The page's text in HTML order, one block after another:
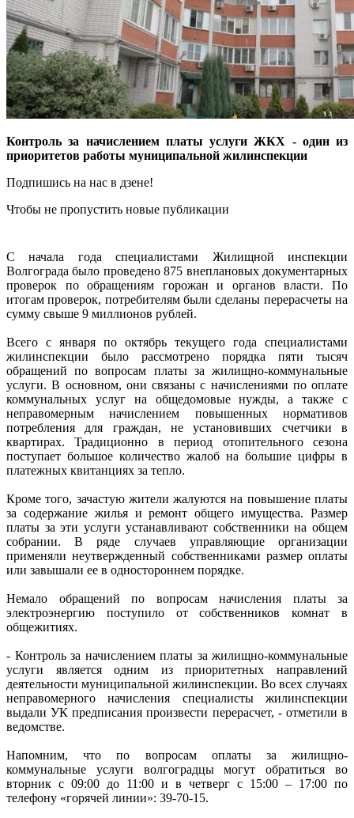
Контроль за начислением платы услуги ЖКХ - один из
приоритетов работы муниципальной жилинспекции
Подпишись на нас в дзене!
Чтобы не пропустить новые публикации
С начала года специалистами Жилищной инспекции
Волгограда было проведено 875 внеплановых документарных
проверок по обращениям горожан и органов власти. По
итогам проверок, потребителям были сделаны перерасчеты на
сумму свыше 9 миллионов рублей.
Всего с января по октябрь текущего года специалистами
жилинспекции было рассмотрено порядка пяти тысяч
обращений по вопросам платы за жилищно-коммунальные
услуги. В основном, они связаны с начислениями по оплате
коммунальных услуг на общедомовые нужды, а также с
неправомерным начислением повышенных нормативов
потребления для граждан, не установивших счетчики в
квартирах. Традиционно в период отопительного сезона
поступает большое количество жалоб на большие цифры в
платежных квитанциях за тепло.
Кроме того, зачастую жители жалуются на повышение платы
за содержание жилья и ремонт общего имущества. Размер
платы за эти услуги устанавливают собственники на общем
собрании. В ряде случаев управляющие организации
применяли неутвержденный собственниками размер оплаты
или завышали ее в одностороннем порядке.
Немало обращений по вопросам начисления платы за
электроэнергию поступило от собственников комнат в
общежитиях.
- Контроль за начислением платы за жилищно-коммунальные
услуги является одним из приоритетных направлений
деятельности муниципальной жилинспекции. Во всех случаях
неправомерного начисления специалисты жилинспекции
выдали УК предписания произвести перерасчет, - отметили в
ведомстве.
Напомним, что по вопросам оплаты за жилищно-
коммунальные услуги волгоградцы могут обратиться во
вторник с 09:00 до 11:00 и в четверг с 15:00 – 17:00 по
телефону «горячей линии»: 39-70-15.